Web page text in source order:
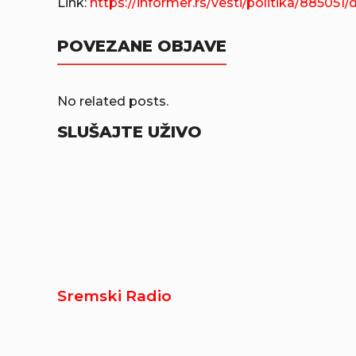
POVEZANE OBJAVE
No related posts.
SLUŠAJTE UŽIVO
Sremski Radio